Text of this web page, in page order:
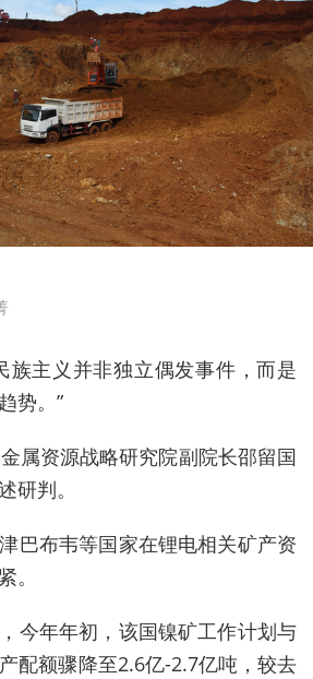
族主义 并非独立偶发事件，而是
势。 ”
属资源战略研究院副院长邵留国
研判。
巴布韦等国家在锂电相关矿产资
。
今年年初，该国镍矿工作计划与
配额骤降至2.6亿-2.7亿吨，较去